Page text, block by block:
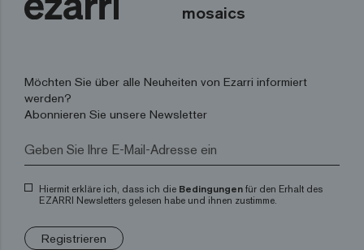
mosaics
Möchten Sie über alle Neuheiten von Ezarri informiert
werden?
Abonnieren Sie unsere Newsletter
Hiermit erkläre ich, dass ich die Bedingungen für den Erhalt des
EZARRI Newsletters gelesen habe und ihnen zustimme.
Registrieren